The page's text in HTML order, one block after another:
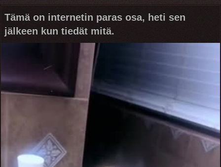
Tämä on internetin paras osa, heti sen
jälkeen kun tiedät mitä.